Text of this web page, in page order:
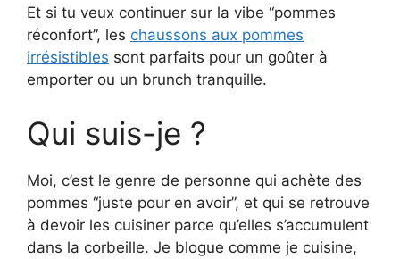
Et si tu veux continuer sur la vibe “pommes
réconfort”, les chaussons aux pommes
irrésistibles sont parfaits pour un goûter à
emporter ou un brunch tranquille.
Qui suis-je ?
Moi, c’est le genre de personne qui achète des
pommes “juste pour en avoir”, et qui se retrouve
à devoir les cuisiner parce qu’elles s’accumulent
dans la corbeille. Je blogue comme je cuisine,